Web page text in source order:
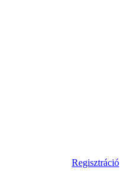
Regisztráció